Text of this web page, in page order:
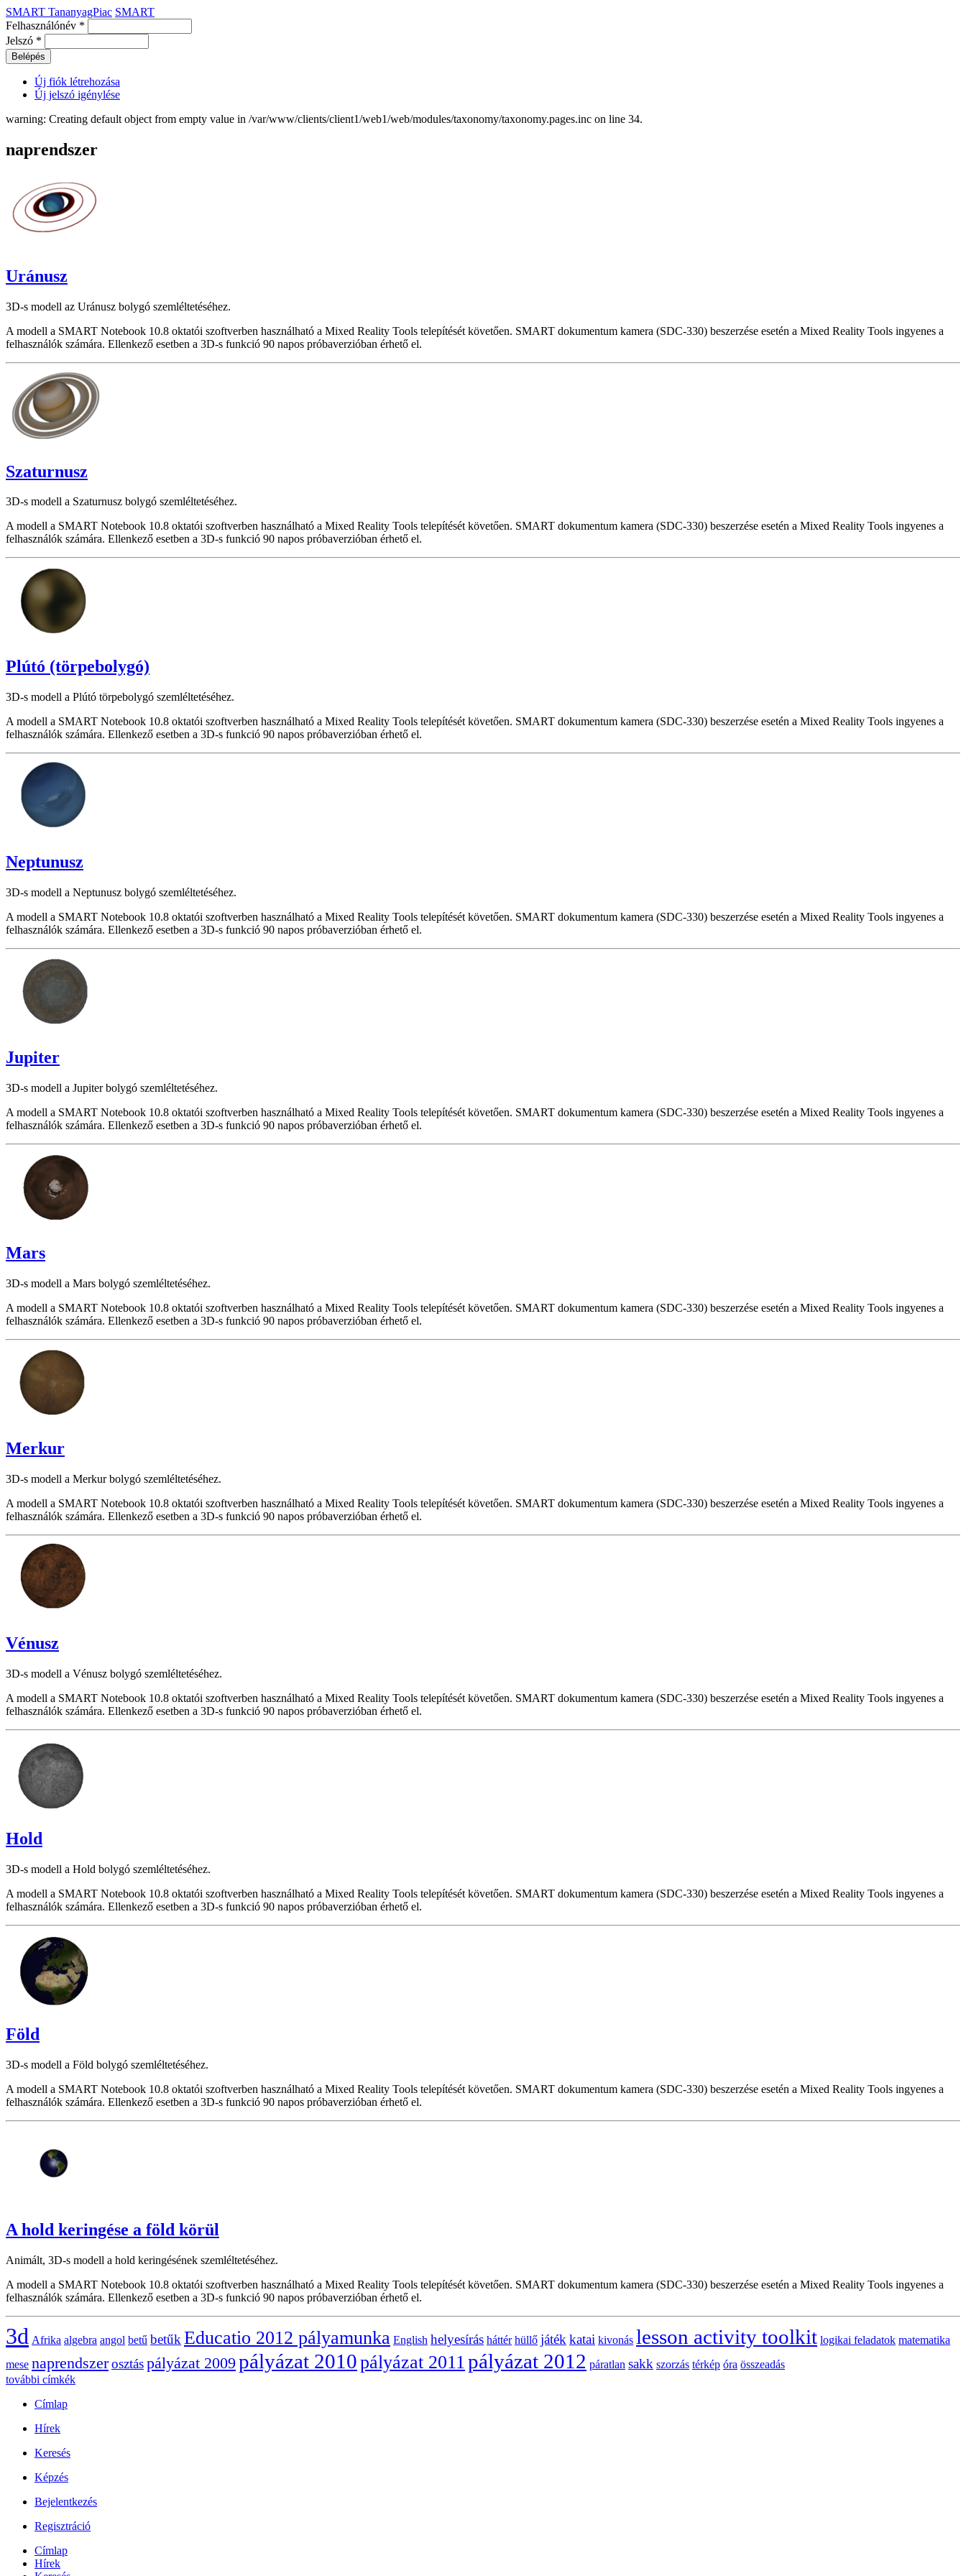
SMART TananyagPiac SMART
Felhasználónév *
Jelszó *
Új fiók létrehozása
Új jelszó igénylése
warning: Creating default object from empty value in /var/www/clients/client1/web1/web/modules/taxonomy/taxonomy.pages.inc on line 34.
naprendszer
Uránusz
3D-s modell az Uránusz bolygó szemléltetéséhez.
A modell a SMART Notebook 10.8 oktatói szoftverben használható a Mixed Reality Tools telepítését követően. SMART dokumentum kamera (SDC-330) beszerzése esetén a Mixed Reality Tools ingyenes a
felhasználók számára. Ellenkező esetben a 3D-s funkció 90 napos próbaverzióban érhető el.
Szaturnusz
3D-s modell a Szaturnusz bolygó szemléltetéséhez.
A modell a SMART Notebook 10.8 oktatói szoftverben használható a Mixed Reality Tools telepítését követően. SMART dokumentum kamera (SDC-330) beszerzése esetén a Mixed Reality Tools ingyenes a
felhasználók számára. Ellenkező esetben a 3D-s funkció 90 napos próbaverzióban érhető el.
Plútó (törpebolygó)
3D-s modell a Plútó törpebolygó szemléltetéséhez.
A modell a SMART Notebook 10.8 oktatói szoftverben használható a Mixed Reality Tools telepítését követően. SMART dokumentum kamera (SDC-330) beszerzése esetén a Mixed Reality Tools ingyenes a
felhasználók számára. Ellenkező esetben a 3D-s funkció 90 napos próbaverzióban érhető el.
Neptunusz
3D-s modell a Neptunusz bolygó szemléltetéséhez.
A modell a SMART Notebook 10.8 oktatói szoftverben használható a Mixed Reality Tools telepítését követően. SMART dokumentum kamera (SDC-330) beszerzése esetén a Mixed Reality Tools ingyenes a
felhasználók számára. Ellenkező esetben a 3D-s funkció 90 napos próbaverzióban érhető el.
Jupiter
3D-s modell a Jupiter bolygó szemléltetéséhez.
A modell a SMART Notebook 10.8 oktatói szoftverben használható a Mixed Reality Tools telepítését követően. SMART dokumentum kamera (SDC-330) beszerzése esetén a Mixed Reality Tools ingyenes a
felhasználók számára. Ellenkező esetben a 3D-s funkció 90 napos próbaverzióban érhető el.
Mars
3D-s modell a Mars bolygó szemléltetéséhez.
A modell a SMART Notebook 10.8 oktatói szoftverben használható a Mixed Reality Tools telepítését követően. SMART dokumentum kamera (SDC-330) beszerzése esetén a Mixed Reality Tools ingyenes a
felhasználók számára. Ellenkező esetben a 3D-s funkció 90 napos próbaverzióban érhető el.
Merkur
3D-s modell a Merkur bolygó szemléltetéséhez.
A modell a SMART Notebook 10.8 oktatói szoftverben használható a Mixed Reality Tools telepítését követően. SMART dokumentum kamera (SDC-330) beszerzése esetén a Mixed Reality Tools ingyenes a
felhasználók számára. Ellenkező esetben a 3D-s funkció 90 napos próbaverzióban érhető el.
Vénusz
3D-s modell a Vénusz bolygó szemléltetéséhez.
A modell a SMART Notebook 10.8 oktatói szoftverben használható a Mixed Reality Tools telepítését követően. SMART dokumentum kamera (SDC-330) beszerzése esetén a Mixed Reality Tools ingyenes a
felhasználók számára. Ellenkező esetben a 3D-s funkció 90 napos próbaverzióban érhető el.
Hold
3D-s modell a Hold bolygó szemléltetéséhez.
A modell a SMART Notebook 10.8 oktatói szoftverben használható a Mixed Reality Tools telepítését követően. SMART dokumentum kamera (SDC-330) beszerzése esetén a Mixed Reality Tools ingyenes a
felhasználók számára. Ellenkező esetben a 3D-s funkció 90 napos próbaverzióban érhető el.
Föld
3D-s modell a Föld bolygó szemléltetéséhez.
A modell a SMART Notebook 10.8 oktatói szoftverben használható a Mixed Reality Tools telepítését követően. SMART dokumentum kamera (SDC-330) beszerzése esetén a Mixed Reality Tools ingyenes a
felhasználók számára. Ellenkező esetben a 3D-s funkció 90 napos próbaverzióban érhető el.
A hold keringése a föld körül
Animált, 3D-s modell a hold keringésének szemléltetéséhez.
A modell a SMART Notebook 10.8 oktatói szoftverben használható a Mixed Reality Tools telepítését követően. SMART dokumentum kamera (SDC-330) beszerzése esetén a Mixed Reality Tools ingyenes a
felhasználók számára. Ellenkező esetben a 3D-s funkció 90 napos próbaverzióban érhető el.
3d Afrika algebra angol betű betűk Educatio 2012 pályamunka English helyesírás háttér hüllő játék katai kivonás lesson activity toolkit logikai feladatok matematika
mese naprendszerosztáspályázat 2009 pályázat 2010pályázat 2011 pályázat 2012 páratlan sakk szorzás térkép óra összeadás
további címkék
Címlap
Hírek
Keresés
Képzés
Bejelentkezés
Regisztráció
Címlap
Hírek